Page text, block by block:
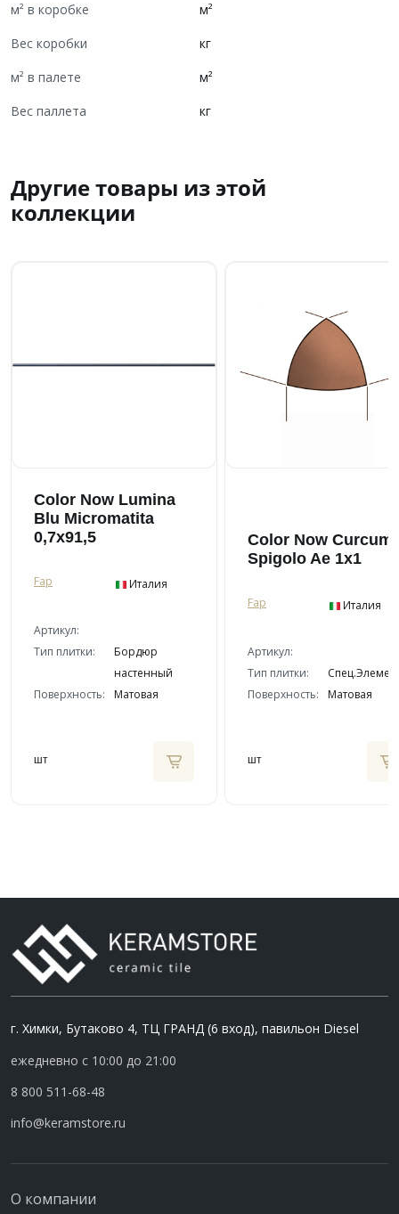
м² в коробке
м²
Вес коробки
кг
м² в палете
м²
Вес паллета
кг
Другие товары из этой
коллекции
Color Now Lumina
Blu Micromatita
0,7x91,5
Fap Италия
Артикул:
Тип плитки:
Бордюр
настенный
Поверхность:
Матовая
шт
Color Now
Spigolo Ae 1x1
Fap Италия
Артикул:
Тип плитки:
Поверхность:
Матовая
шт
г. Химки, Бутаково 4, ТЦ ГРАНД (6 вход), павильон Diesel
ежедневно с 10:00 до 21:00
8 800 511-68-48
info@keramstore.ru
О компании